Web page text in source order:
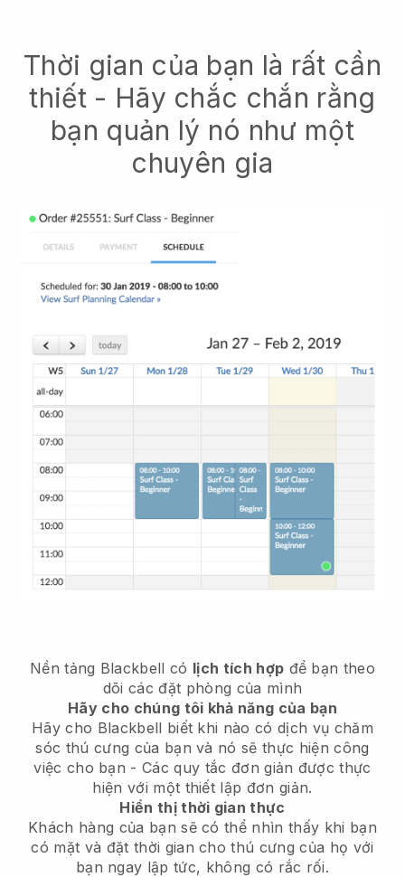
Thời gian của bạn là rất cần
thiết - Hãy chắc chắn rằng
bạn quản lý nó như một
chuyên gia
Nền tảng Blackbell có lịch tích hợp để bạn theo
dõi các đặt phòng của mình
Hãy cho chúng tôi khả năng của bạn
Hãy cho Blackbell biết khi nào có dịch vụ chăm
sóc thú cưng của bạn và nó sẽ thực hiện công
việc cho bạn - Các quy tắc đơn giản được thực
hiện với một thiết lập đơn giản.
Hiển thị thời gian thực
Khách hàng của bạn sẽ có thể nhìn thấy khi bạn
có mặt và đặt thời gian cho thú cưng của họ với
bạn ngay lập tức, không có rắc rối.